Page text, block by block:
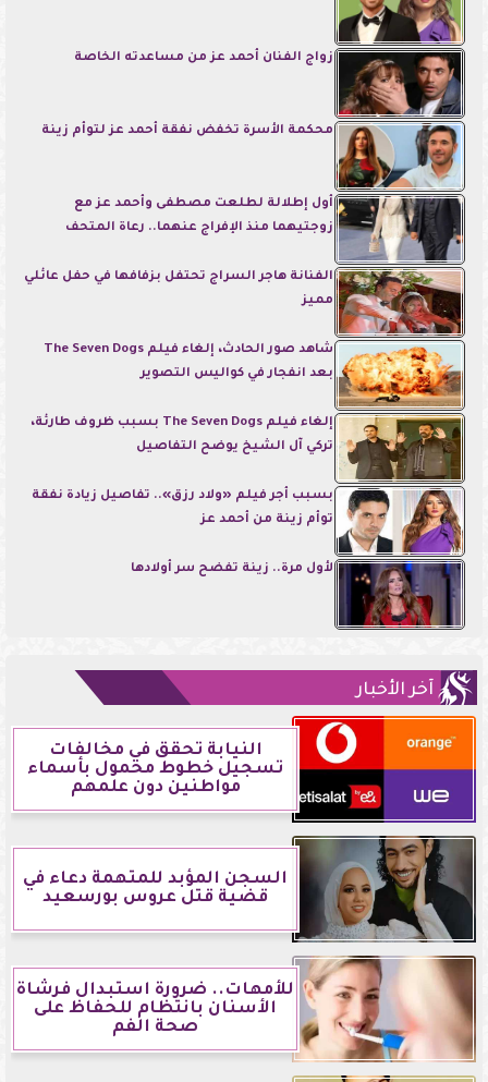
زواج الفنان أحمد عز من مساعدته الخاصة
محكمة الأسرة تخفض نفقة أحمد عز لتوأم زينة
أول إطلالة لطلعت مصطفى وأحمد عز مع
زوجتيهما منذ الإفراج عنهما.. رعاة المتحف
الفنانة هاجر السراج تحتفل بزفافها في حفل عائلي
مميز
شاهد صور الحادث، إلغاء فيلم The Seven Dogs
بعد انفجار في كواليس التصوير
إلغاء فيلم The Seven Dogs بسبب ظروف طارئة،
تركي آل الشيخ يوضح التفاصيل
بسبب أجر فيلم «ولاد رزق».. تفاصيل زيادة نفقة
توأم زينة من أحمد عز
لأول مرة.. زينة تفضح سر أولادها
آخر الأخبار
النيابة تحقق في مخالفات
تسجيل خطوط محمول بأسماء
مواطنين دون علمهم
السجن المؤبد للمتهمة دعاء في
قضية قتل عروس بورسعيد
للأمهات.. ضرورة استبدال فرشاة
الأسنان بانتظام للحفاظ على
صحة الفم